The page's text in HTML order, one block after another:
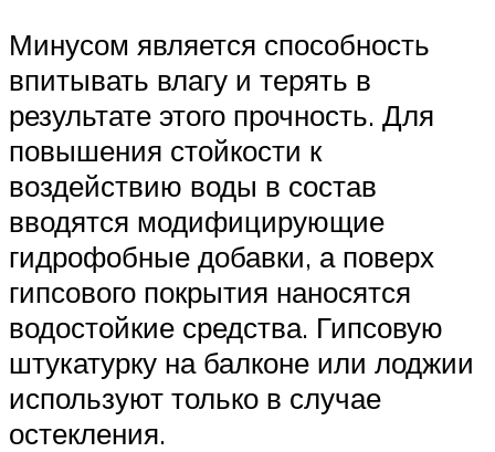
Минусом является способность
впитывать влагу и терять в
результате этого прочность. Для
повышения стойкости к
воздействию воды в состав
вводятся модифицирующие
гидрофобные добавки, а поверх
гипсового покрытия наносятся
водостойкие средства. Гипсовую
штукатурку на балконе или лоджии
используют только в случае
остекления.